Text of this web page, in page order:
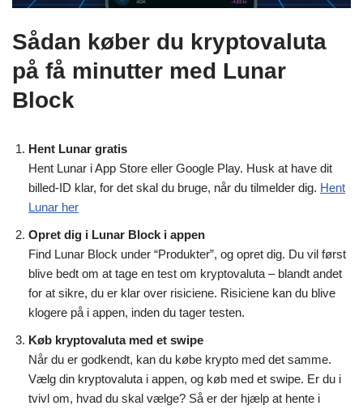
Sådan køber du kryptovaluta
på få minutter med Lunar
Block
Hent Lunar gratis
Hent Lunar i App Store eller Google Play. Husk at have dit
billed-ID klar, for det skal du bruge, når du tilmelder dig. Hent
Lunar her
Opret dig i Lunar Block i appen
Find Lunar Block under “Produkter”, og opret dig. Du vil først
blive bedt om at tage en test om kryptovaluta – blandt andet
for at sikre, du er klar over risiciene. Risiciene kan du blive
klogere på i appen, inden du tager testen.
Køb kryptovaluta med et swipe
Når du er godkendt, kan du købe krypto med det samme.
Vælg din kryptovaluta i appen, og køb med et swipe. Er du i
tvivl om, hvad du skal vælge? Så er der hjælp at hente i